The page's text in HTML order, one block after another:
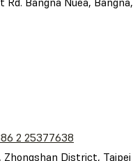
2 25377638
Zhongshan District, Taipei